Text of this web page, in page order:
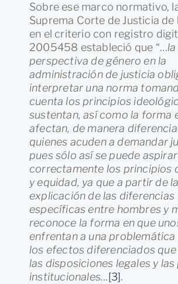
Sobre ese marco normativo,
Suprema Corte de Justicia de
en el criterio con registro
2005458 estableció que “…la
perspectiva de género en la
administración de justicia
interpretar una norma
cuenta los principios
sustentan, así como la forma
afectan, de manera
quienes acuden a demandar
pues sólo así se puede
correctamente los principios
y equidad, ya que a partir de la
explicación de las diferencias
específicas entre hombres y
reconoce la forma en que
enfrentan a una
los efectos diferenciados
las disposiciones legales y
institucionales...[3].